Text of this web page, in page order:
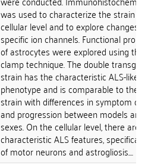
was used to characterize the strain
cellular level and to explore changes
specific ion channels. Functional
of astrocytes were explored using
clamp technique. The double
strain has the characteristic ALS-like
phenotype and is comparable to the
strain with differences in symptom
and progression between models and
sexes. On the cellular level, there are
characteristic ALS features,
of motor neurons and astrogliosis....